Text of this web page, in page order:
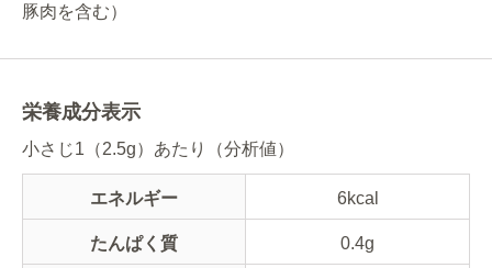
豚肉を含む）
栄養成分表示
小さじ1（2.5g）あたり（分析値）
エネルギー 6kcal
たんぱく質 0.4g